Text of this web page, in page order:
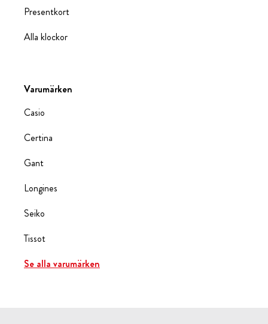
Presentkort
Alla klockor
Varumärken
Casio
Certina
Gant
Longines
Seiko
Tissot
Se alla varumärken